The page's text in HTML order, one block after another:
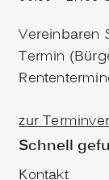
Vereinbaren
Termin
zur
Schnell
Kontakt